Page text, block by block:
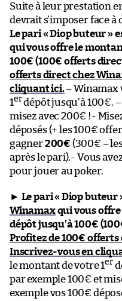
Suite à leur prestation
devrait s’imposer face à
Le pari « Diop buteur »
qui vous offre le
100€ (100€ offerts
offerts direct chez
cliquant ici.– Winamax
1erdépôt jusqu’à 100€.
misez avec 200€ !-
déposés (+ les 100€
gagner200€ (300€ –
après le pari).- Vous
pour jouer au poker.
► Le pari « Diop buteur
Winamaxqui vous offre
dépôt jusqu’à 100€
Profitez de 100€
Inscrivez-vous en
le montant de votre 1er
par exemple 100€ et
exemple vos 100€